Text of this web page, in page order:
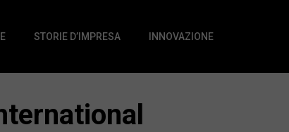
STORIE D’IMPRESA INNOVAZIONE